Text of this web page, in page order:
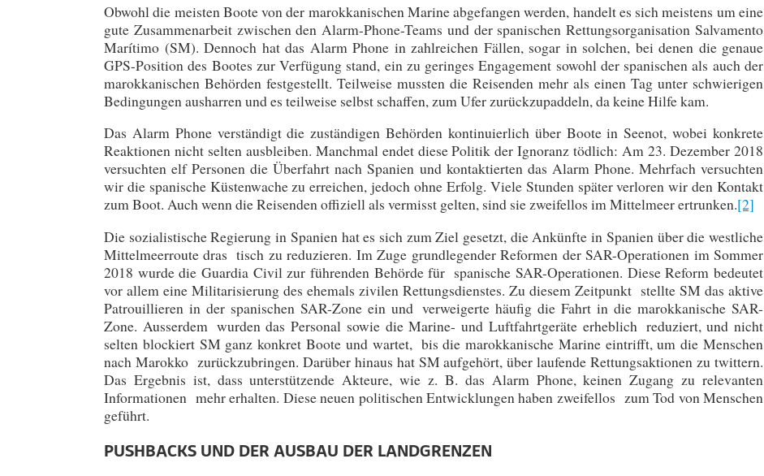
Obwohl die meisten Boote von der marokkanischen Marine abgefangen werden, handelt es sich meistens um eine
gute Zusammenarbeit zwischen den Alarm-Phone-Teams und der spanischen Rettungsorganisation Salvamento
Marítimo (SM). Dennoch hat das Alarm Phone in zahlreichen Fällen, sogar in solchen, bei denen die genaue
GPS-Position des Bootes zur Verfügung stand, ein zu geringes Engagement sowohl der spanischen als auch der
marokkanischen Behörden festgestellt. Teilweise mussten die Reisenden mehr als einen Tag unter schwierigen
Bedingungen ausharren und es teilweise selbst schaffen, zum Ufer zurückzupaddeln, da keine Hilfe kam.
Das Alarm Phone verständigt die zuständigen Behörden kontinuierlich über Boote in Seenot, wobei konkrete
Reaktionen nicht selten ausbleiben. Manchmal endet diese Politik der Ignoranz tödlich: Am 23. Dezember 2018
versuchten elf Personen die Überfahrt nach Spanien und kontaktierten das Alarm Phone. Mehrfach versuchten
wir die spanische Küstenwache zu erreichen, jedoch ohne Erfolg. Viele Stunden später verloren wir den Kontakt
zum Boot. Auch wenn die Reisenden offiziell als vermisst gelten, sind sie zweifellos im Mittelmeer ertrunken.[2]
Die sozialistische Regierung in Spanien hat es sich zum Ziel gesetzt, die Ankünfte in Spanien über die westliche
Mittelmeerroute dras tisch zu reduzieren. Im Zuge grundlegender Reformen der SAR-Operationen im Sommer
2018 wurde die Guardia Civil zur führenden Behörde für spanische SAR-Operationen. Diese Reform bedeutet
vor allem eine Militarisierung des ehemals zivilen Rettungsdienstes. Zu diesem Zeitpunkt stellte SM das aktive
Patrouillieren in der spanischen SAR-Zone ein und verweigerte häufig die Fahrt in die marokkanische SAR-
Zone. Ausserdem wurden das Personal sowie die Marine- und Luftfahrtgeräte erheblich reduziert, und nicht
selten blockiert SM ganz konkret Boote und wartet, bis die marokkanische Marine eintrifft, um die Menschen
nach Marokko zurückzubringen. Darüber hinaus hat SM aufgehört, über laufende Rettungsaktionen zu twittern.
Das Ergebnis ist, dass unterstützende Akteure, wie z. B. das Alarm Phone, keinen Zugang zu relevanten
Informationen mehr erhalten. Diese neuen politischen Entwicklungen haben zweifellos zum Tod von Menschen
geführt.
PUSHBACKS UND DER AUSBAU DER LANDGRENZEN